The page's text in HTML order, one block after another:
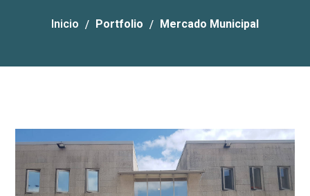
Inicio Portfolio Mercado Municipal